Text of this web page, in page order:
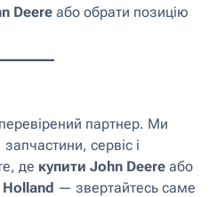
Deere або обрати позицію
партнер. Ми
сервіс і
де купити John Deere або
Holland — звертайтесь саме